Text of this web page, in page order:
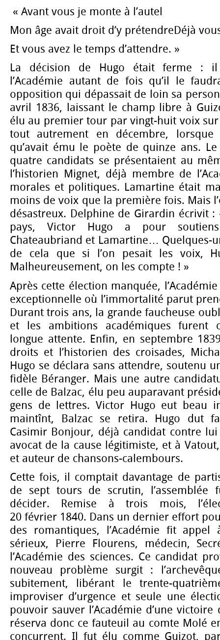
« Avant vous je monte à l’autel
Mon âge avait droit d’y prétendreDéjà
Et vous avez le temps d’attendre. »
La décision de Hugo était ferme :
l’Académie autant de fois qu’il le
opposition qui dépassait de loin sa
avril 1836, laissant le champ libre à
élu au premier tour par vingt-huit voix
tout autrement en décembre, lorsque
qu’avait ému le poète de quinze ans.
quatre candidats se présentaient au
l’historien Mignet, déjà membre de
morales et politiques. Lamartine était
moins de voix que la première fois. Mais
désastreux. Delphine de Girardin écrivit :
pays, Victor Hugo a pour soutiens
Chateaubriand et Lamartine… Quelques-
de cela que si l’on pesait les voix,
Malheureusement, on les compte ! »
Après cette élection manquée,
exceptionnelle où l’immortalité parut
Durant trois ans, la grande faucheuse
et les ambitions académiques furent
longue attente. Enfin, en septembre
droits et l’historien des croisades,
Hugo se déclara sans attendre, soutenu
fidèle Béranger. Mais une autre
celle de Balzac, élu peu auparavant
gens de lettres. Victor Hugo eut beau
maintînt, Balzac se retira. Hugo dut
Casimir Bonjour, déjà candidat contre
avocat de la cause légitimiste, et à
et auteur de chansons-calembours.
Cette fois, il comptait davantage de
de sept tours de scrutin, l’assemblée
décider. Remise à trois mois,
20 février 1840. Dans un dernier effort
des romantiques, l’Académie fit
sérieux, Pierre Flourens, médecin,
l’Académie des sciences. Ce candidat
nouveau problème surgit :
subitement, libérant le trente-
improviser d’urgence et seule une
pouvoir sauver l’Académie d’une
réserva donc ce fauteuil au comte Molé
concurrent. Il fut élu comme Guizot,